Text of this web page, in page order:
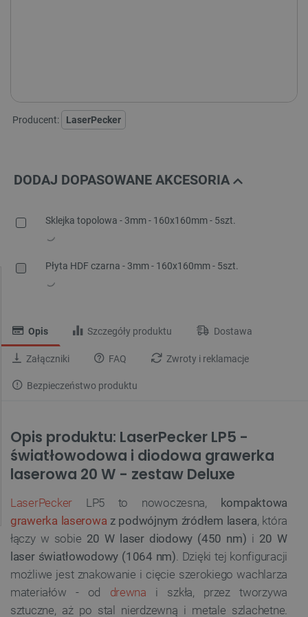
Producent: LaserPecker
DODAJ DOPASOWANE AKCESORIA
Sklejka topolowa - 3mm - 160x160mm - 5szt.
Płyta HDF czarna - 3mm - 160x160mm - 5szt.
Opis Szczegóły produktu Dostawa
Załączniki FAQ Zwroty i reklamacje
Bezpieczeństwo produktu
Opis produktu: LaserPecker LP5 -
światłowodowa i diodowa grawerka
laserowa 20 W - zestaw Deluxe
LaserPecker LP5 to nowoczesna, kompaktowa
grawerka laserowa z podwójnym źródłem lasera, która
łączy w sobie 20 W laser diodowy (450 nm) i 20 W
laser światłowodowy (1064 nm) . Dzięki tej konfiguracji
możliwe jest znakowanie i cięcie szerokiego wachlarza
materiałów - od drewna i szkła, przez tworzywa
sztuczne, aż po stal nierdzewną i metale szlachetne.